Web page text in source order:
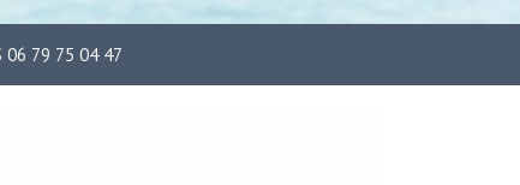
06 79 75 04 47